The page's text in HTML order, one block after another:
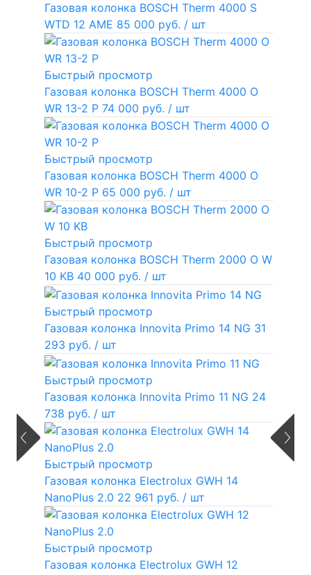
Газовая колонка BOSCH Therm 4000 S
WTD 12 AME 85 000 руб. / шт
Быстрый просмотр
Газовая колонка BOSCH Therm 4000 O
WR 13-2 P 74 000 руб. / шт
Быстрый просмотр
Газовая колонка BOSCH Therm 4000 O
WR 10-2 P 65 000 руб. / шт
Быстрый просмотр
Газовая колонка BOSCH Therm 2000 O W
10 KB 40 000 руб. / шт
Быстрый просмотр
Газовая колонка Innovita Primo 14 NG 31
293 руб. / шт
Быстрый просмотр
Газовая колонка Innovita Primo 11 NG 24
738 руб. / шт
Быстрый просмотр
Газовая колонка Electrolux GWH 14
NanoPlus 2.0 22 961 руб. / шт
Быстрый просмотр
Газовая колонка Electrolux GWH 12